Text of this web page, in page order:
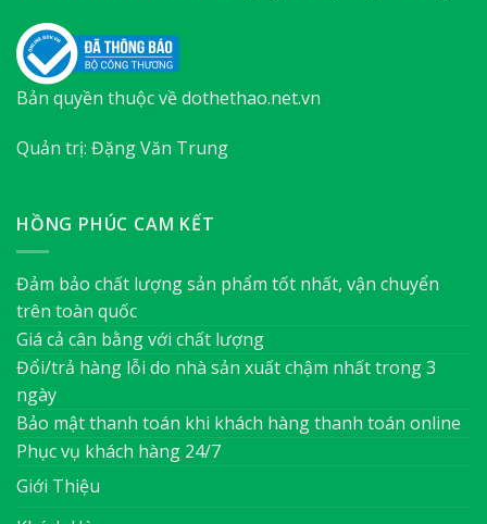
Bản quyền thuộc về dothethao.net.vn
Quản trị: Đặng Văn Trung
HỒNG PHÚC CAM KẾT
Đảm bảo chất lượng sản phẩm tốt nhất, vận chuyển
trên toàn quốc
Giá cả cân bằng với chất lượng
Đổi/trả hàng lỗi do nhà sản xuất chậm nhất trong 3
ngày
Bảo mật thanh toán khi khách hàng thanh toán online
Phục vụ khách hàng 24/7
Giới Thiệu